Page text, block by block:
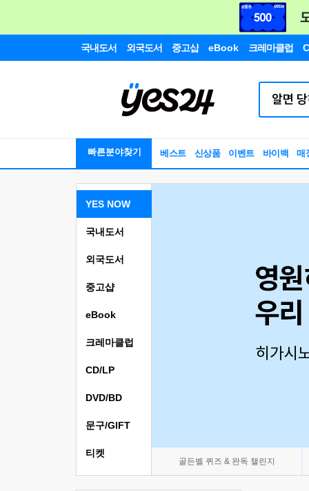
국내도서 외국도서 중고샵 eBook 크레마클럽
빠른분야찾기 베스트 신상품 이벤트 바이백 매
YES NOW
골든벨 퀴즈 & 완독 챌린지
국내도서
외국도서
중고샵
eBook
크레마클럽
CD/LP
DVD/BD
문구/GIFT
티켓